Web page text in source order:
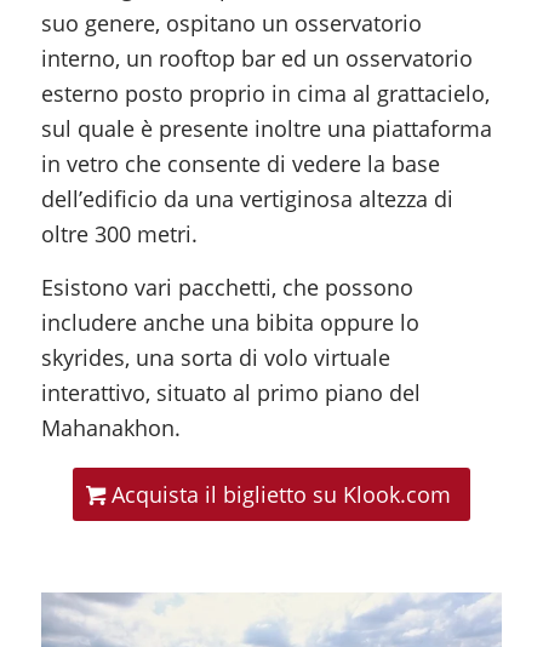
suo genere, ospitano un osservatorio
interno, un rooftop bar ed un osservatorio
esterno posto proprio in cima al grattacielo,
sul quale è presente inoltre una piattaforma
in vetro che consente di vedere la base
dell’edificio da una vertiginosa altezza di
oltre 300 metri.
Esistono vari pacchetti, che possono
includere anche una bibita oppure lo
skyrides, una sorta di volo virtuale
interattivo, situato al primo piano del
Mahanakhon.
Acquista il biglietto su Klook.com